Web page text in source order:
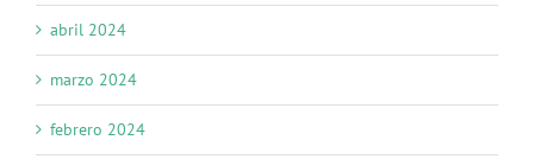
abril 2024
marzo 2024
febrero 2024